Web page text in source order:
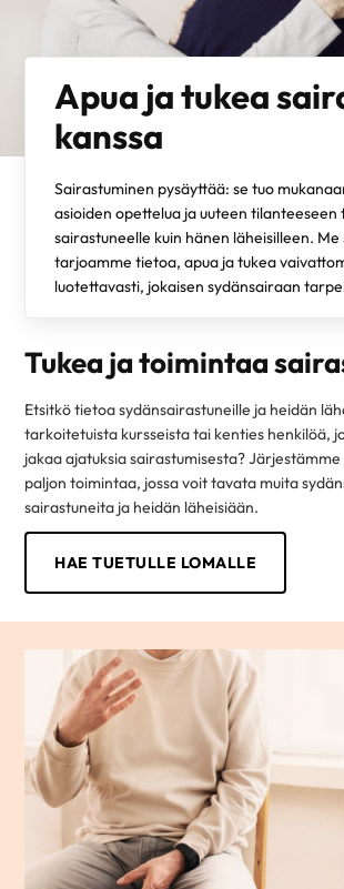
Apua ja tukea
kanssa
Sairastuminen pysäyttää: se tuo
asioiden opettelua ja uuteen tilanteeseen
sairastuneelle kuin hänen läheisilleen. Me
tarjoamme tietoa, apua ja tukea
luotettavasti, jokaisen sydänsairaan
Tukea ja toimintaa
Etsitkö tietoa sydänsairastuneille ja heidän
tarkoitetuista kursseista tai kenties henkilöä,
jakaa ajatuksia sairastumisesta? Järjestämme
paljon toimintaa, jossa voit tavata muita
sairastuneita ja heidän läheisiään.
HAE TUETULLE LOMALLE